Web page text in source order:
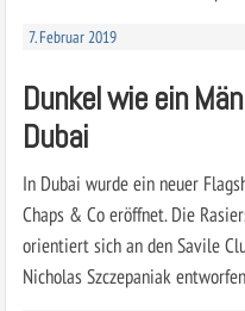
7. Februar 2019
Dunkel wie ein
Dubai
In Dubai wurde ein neuer
Chaps & Co eröffnet. Die
orientiert sich an den Savile
Nicholas Szczepaniak